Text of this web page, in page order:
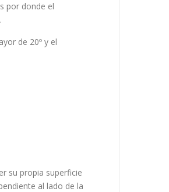
por donde el
de 20º y el
su propia superficie
al lado de la